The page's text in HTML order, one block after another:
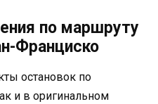
по маршруту
Франциско
остановок по
и в оригинальном